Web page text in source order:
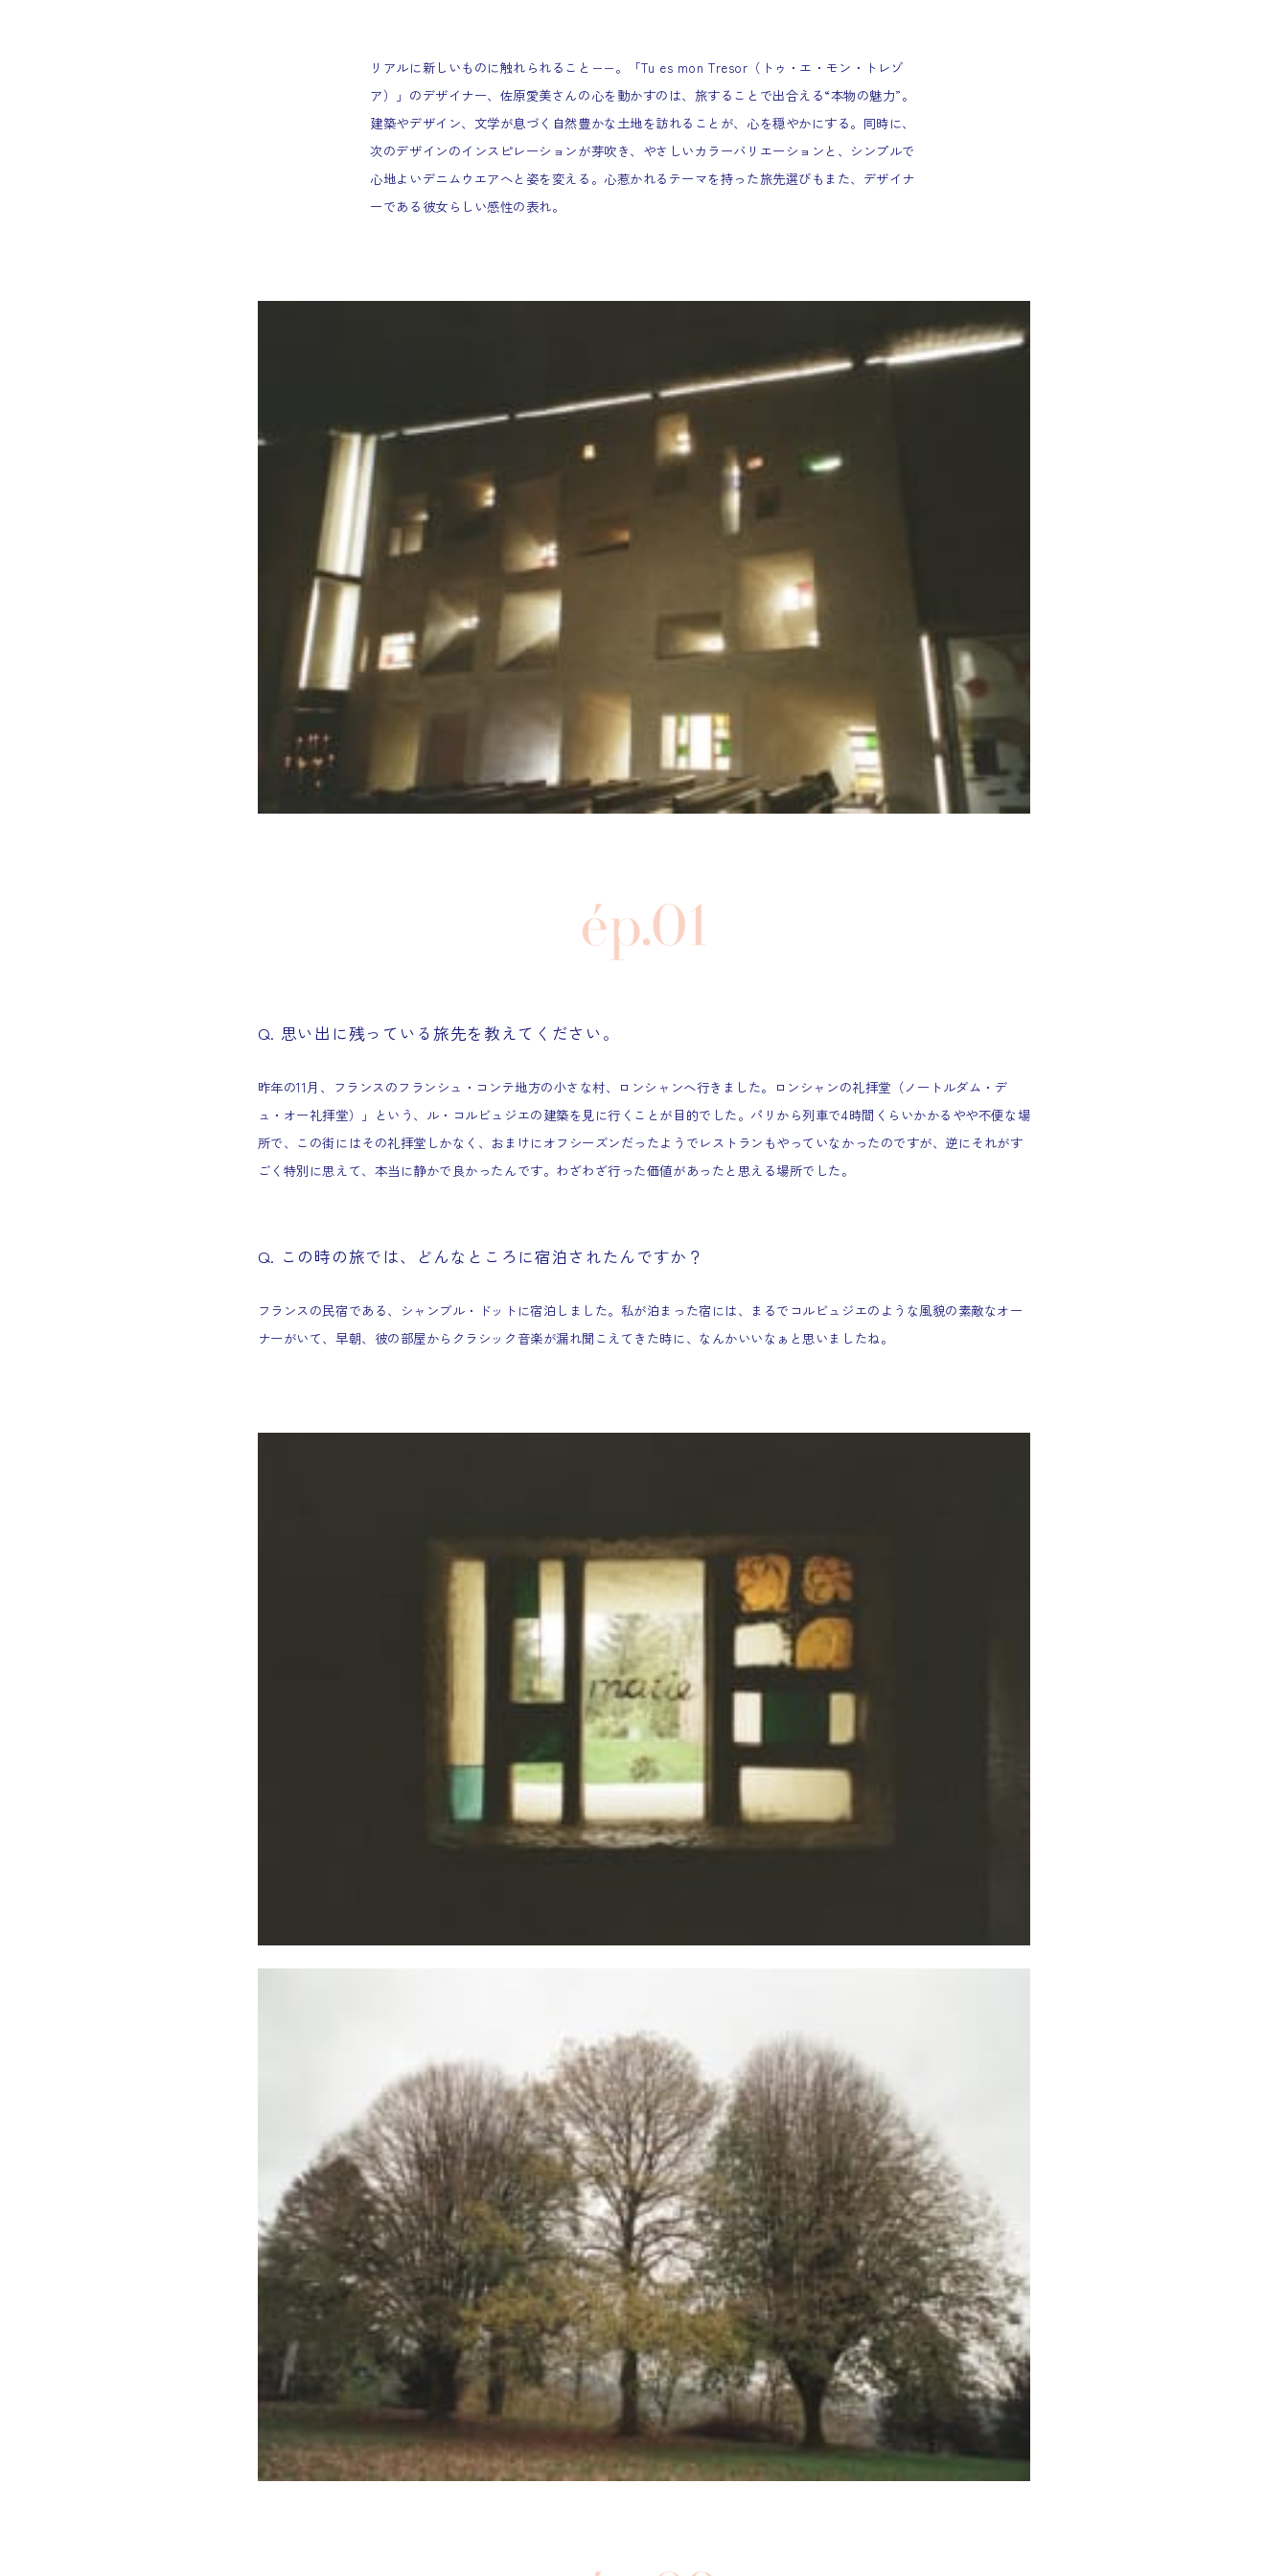
リアルに新しいものに触れられること−−。「Tu es mon Tresor（トゥ・エ・モン・トレゾ
ア）」のデザイナー、佐原愛美さんの心を動かすのは、旅することで出合える“本物の魅力”。
建築やデザイン、文学が息づく自然豊かな土地を訪れることが、心を穏やかにする。同時に、
次のデザインのインスピレーションが芽吹き、やさしいカラーバリエーションと、シンプルで
心地よいデニムウエアへと姿を変える。心惹かれるテーマを持った旅先選びもまた、デザイナ
ーである彼女らしい感性の表れ。
Q. 思い出に残っている旅先を教えてください。
昨年の11月、フランスのフランシュ・コンテ地方の小さな村、ロンシャンへ行きました。ロンシャンの礼拝堂（ノートルダム・デ
ュ・オー礼拝堂）」という、ル・コルビュジエの建築を見に行くことが目的でした。パリから列車で4時間くらいかかるやや不便な場
所で、この街にはその礼拝堂しかなく、おまけにオフシーズンだったようでレストランもやっていなかったのですが、逆にそれがす
ごく特別に思えて、本当に静かで良かったんです。わざわざ行った価値があったと思える場所でした。
Q. この時の旅では、どんなところに宿泊されたんですか？
フランスの民宿である、シャンブル・ドットに宿泊しました。私が泊まった宿には、まるでコルビュジエのような風貌の素敵なオー
ナーがいて、早朝、彼の部屋からクラシック音楽が漏れ聞こえてきた時に、なんかいいなぁと思いましたね。